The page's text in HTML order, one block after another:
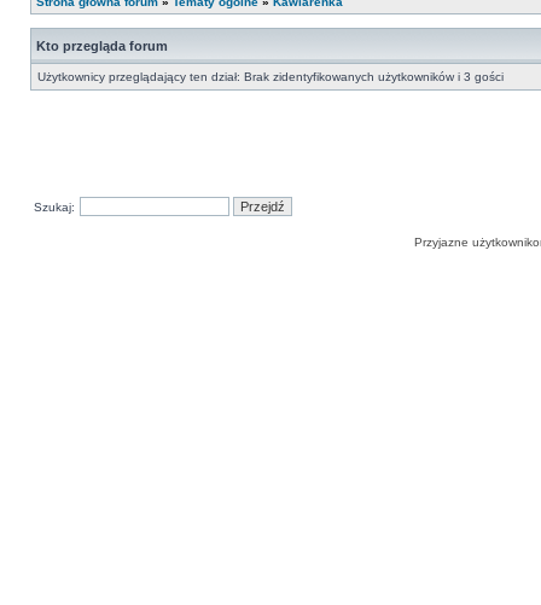
Kto przegląda forum
Użytkownicy przeglądający ten dział: Brak zidentyfikowanych użytkowników i 3 gości
Szukaj:
Przyjazne